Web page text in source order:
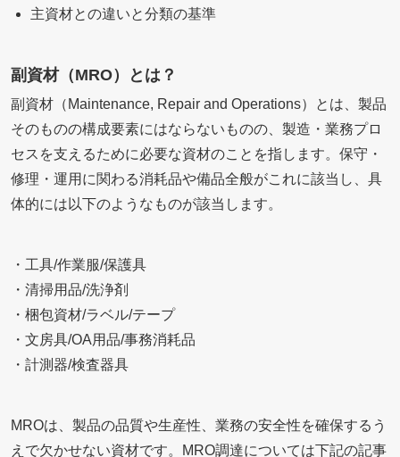
主資材との違いと分類の基準
副資材（MRO）とは？
副資材（Maintenance, Repair and Operations）とは、製品
そのものの構成要素にはならないものの、製造・業務プロ
セスを支えるために必要な資材のことを指します。保守・
修理・運用に関わる消耗品や備品全般がこれに該当し、具
体的には以下のようなものが該当します。
・工具/作業服/保護具
・清掃用品/洗浄剤
・梱包資材/ラベル/テープ
・文房具/OA用品/事務消耗品
・計測器/検査器具
MROは、製品の品質や生産性、業務の安全性を確保するう
えで欠かせない資材です。MRO調達については下記の記事